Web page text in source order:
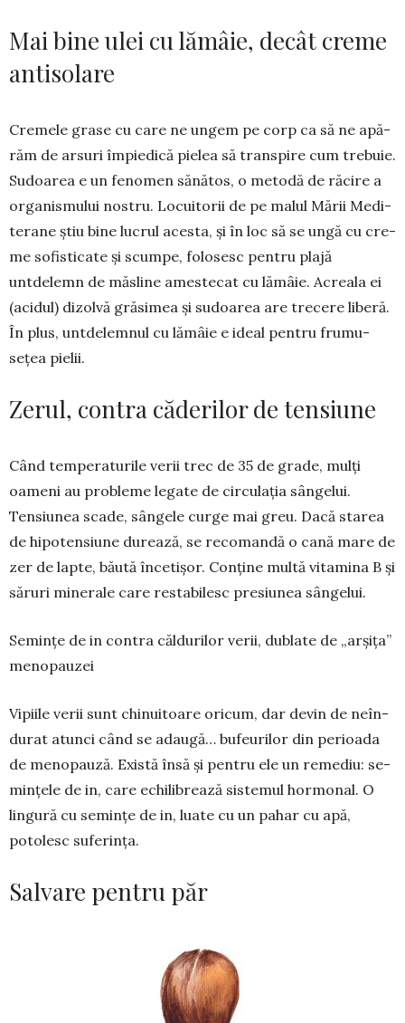
Mai bine ulei cu lămâie, decât creme
antisolare
Cremele grase cu care ne ungem pe corp ca să ne apă­
răm de ar­suri îm­pie­di­că pie­lea să transpire cum trebuie.
Su­doa­­rea e un fe­no­men să­nă­­tos, o me­todă de răci­re a
or­ga­nis­mu­lui nos­­tru. Lo­cui­torii de pe malul Mării Me­di­
terane știu bine lu­crul acesta, și în loc să se un­gă cu cre­
me so­fisticate și scumpe, folosesc pen­tru plajă
untdelemn de măsline amestecat cu lămâie. Acreala ei
(acidul) dizolvă gră­si­mea și su­doarea are trecere liberă.
În plus, unt­delemnul cu lămâie e ideal pentru fru­mu­
sețea pielii.
Zerul, contra căderilor de tensiune
Când temperaturile verii trec de 35 de grade, mulți
oameni au probleme le­gate de circulația sângelui.
Tensiunea sca­de, sângele curge mai greu. Dacă starea
de hipotensiune durează, se reco­mandă o cană mare de
zer de lapte, băută încetișor. Conține multă vitamina B și
săruri minerale care restabilesc presiunea sângelui.
Semințe de in contra căldurilor verii, dublate de „arșița”
menopauzei
Vipiile verii sunt chinuitoare oricum, dar devin de neîn­
durat atunci când se adau­gă… bufeurilor din perioada
de menopauză. Există însă și pentru ele un remediu: se­
mințele de in, care echilibrează sistemul hormonal. O
lingură cu semințe de in, luate cu un pahar cu apă,
potolesc su­ferința.
Salvare pentru păr